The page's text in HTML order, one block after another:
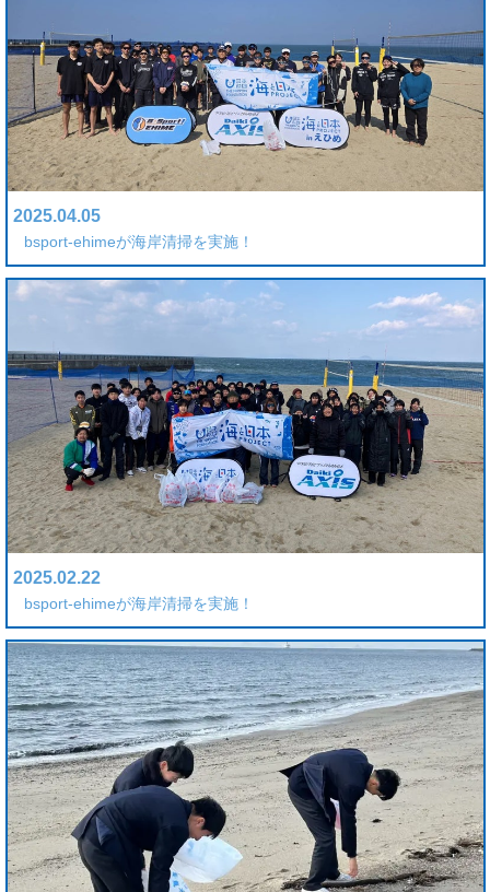
2025.04.05
bsport-ehimeが海岸清掃を実施！
2025.02.22
bsport-ehimeが海岸清掃を実施！